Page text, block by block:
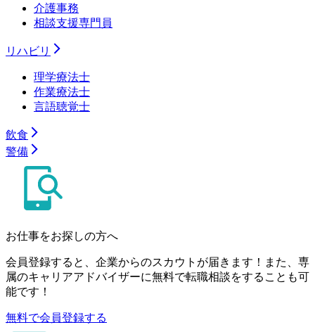
介護事務
相談支援専門員
リハビリ
理学療法士
作業療法士
言語聴覚士
飲食
警備
お仕事をお探しの方へ
会員登録すると、企業からのスカウトが届きます！また、専
属のキャリアアドバイザーに無料で転職相談をすることも可
能です！
無料で会員登録する